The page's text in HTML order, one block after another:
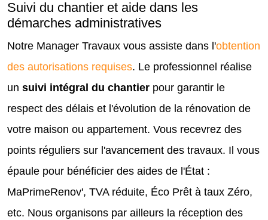
Suivi du chantier et aide dans les
démarches administratives
Notre Manager Travaux vous assiste dans l'obtention
des autorisations requises. Le professionnel réalise
un suivi intégral du chantier pour garantir le
respect des délais et l'évolution de la rénovation de
votre maison ou appartement. Vous recevrez des
points réguliers sur l'avancement des travaux. Il vous
épaule pour bénéficier des aides de l'État :
MaPrimeRenov', TVA réduite, Éco Prêt à taux Zéro,
etc. Nous organisons par ailleurs la réception des